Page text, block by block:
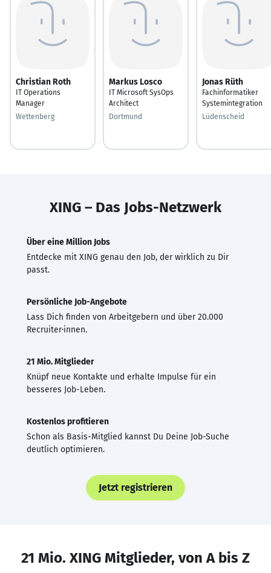
Christian Roth
IT Operations
Manager
Wettenberg
Markus Losco
IT Microsoft SysOps
Architect
Dortmund
Jonas Rüth
Fachinformatiker
Systemintegration
Lüdenscheid
XING – Das Jobs-Netzwerk
Über eine Million Jobs
Entdecke mit XING genau den Job, der wirklich zu Dir
passt.
Persönliche Job-Angebote
Lass Dich finden von Arbeitgebern und über 20.000
Recruiter·innen.
21 Mio. Mitglieder
Knüpf neue Kontakte und erhalte Impulse für ein
besseres Job-Leben.
Kostenlos profitieren
Schon als Basis-Mitglied kannst Du Deine Job-Suche
deutlich optimieren.
Jetzt registrieren
21 Mio. XING Mitglieder, von A bis Z